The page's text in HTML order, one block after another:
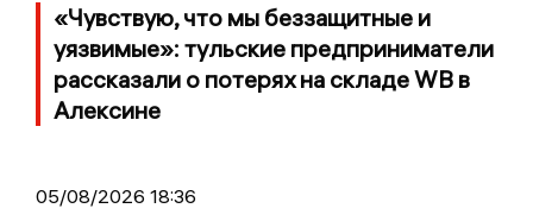
«Чувствую, что мы беззащитные и
уязвимые»: тульские предприниматели
рассказали о потерях на складе WB в
Алексине
05/08/2026 18:36